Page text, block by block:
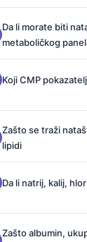
Da li morate biti
metaboličkog
Koji CMP
Zašto se traži
lipidi
Da li natrij, kalij,
Zašto albumin,